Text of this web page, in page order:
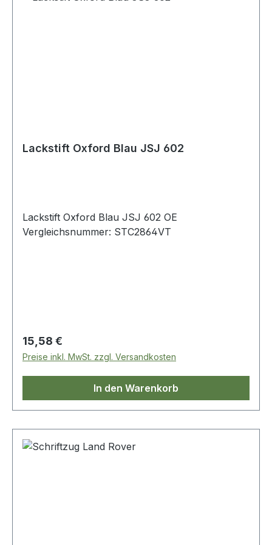
Lackstift Oxford Blau JSJ 602
Lackstift Oxford Blau JSJ 602 OE
Vergleichsnummer: STC2864VT
Regulärer Preis:
15,58 €
Preise inkl. MwSt. zzgl. Versandkosten
In den Warenkorb